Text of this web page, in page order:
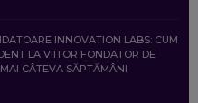
INNOVATION LABS: CUM
LA VIITOR FONDATOR DE
CÂTEVA SĂPTĂMÂNI